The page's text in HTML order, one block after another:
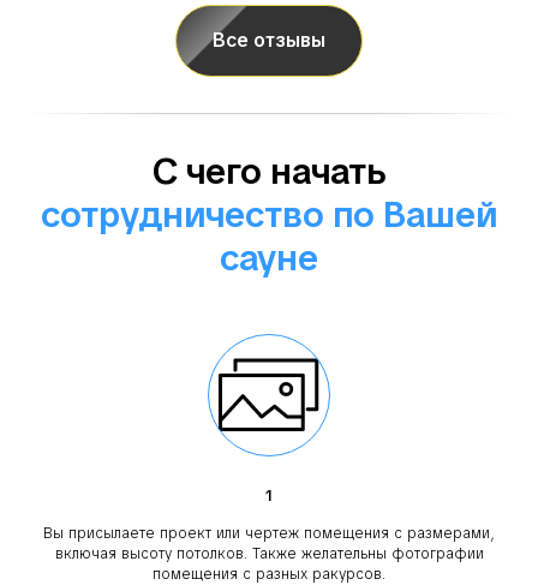
Все отзывы
С чего начать
сотрудничество по Вашей
сауне
1
Вы присылаете проект или чертеж помещения с размерами,
включая высоту потолков. Также желательны фотографии
помещения с разных ракурсов.